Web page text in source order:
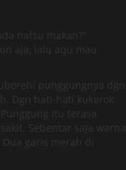
nafsu makan?”
aja, lalu aqu mau
punggungnya dgn
Dgn hati-hati kukerok
itu terasa
Sebentar saja warna
garis merah di